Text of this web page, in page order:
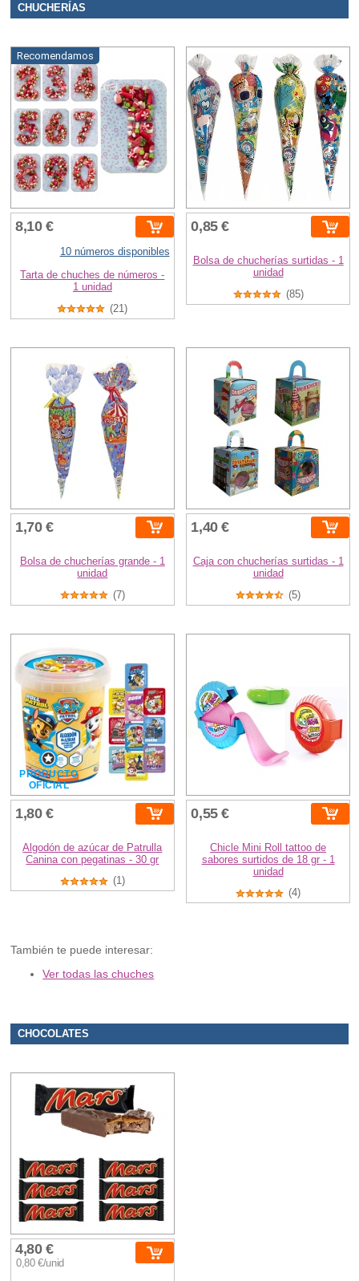
CHUCHERÍAS
Recomendamos
8,10 €
10 números disponibles
Tarta de chuches de números -
1 unidad
(21)
0,85 €
Bolsa de chucherías surtidas - 1
unidad
(85)
1,70 €
Bolsa de chucherías grande - 1
unidad
(7)
1,40 €
Caja con chucherías surtidas - 1
unidad
(5)
PRODUCTO
OFICIAL
1,80 €
Algodón de azúcar de Patrulla
Canina con pegatinas - 30 gr
(1)
0,55 €
Chicle Mini Roll tattoo de
sabores surtidos de 18 gr - 1
unidad
(4)
También te puede interesar:
Ver todas las chuches
CHOCOLATES
4,80 €
0,80 €/unid